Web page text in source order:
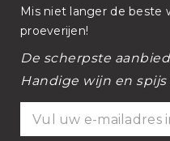
Mis niet langer de beste
proeverijen!
De scherpste
Handige wijn en spijs